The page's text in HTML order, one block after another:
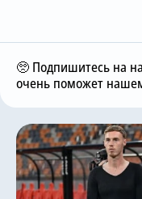
🥺 Подпишитесь на
очень поможет